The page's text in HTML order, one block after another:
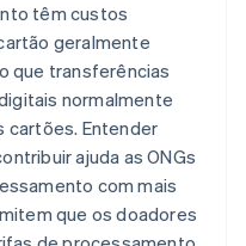
têm custos
geralmente
que transferências
normalmente
cartões. Entender
ajuda as ONGs
com mais
que os doadores